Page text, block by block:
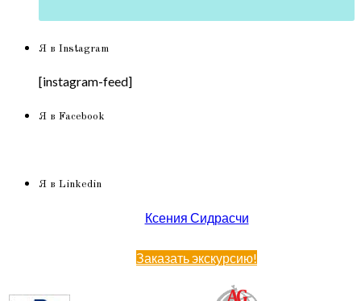
Я в Instagram
[instagram-feed]
Я в Facebook
Я в Linkedin
Ксения Сидрасчи
Заказать экскурсию!